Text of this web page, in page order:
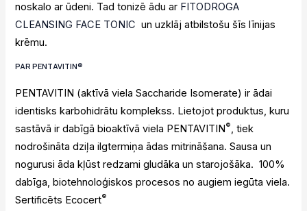
noskalo ar ūdeni. Tad tonizē ādu ar FITODROGA
CLEANSING FACE TONIC un uzklāj atbilstošu šīs līnijas
krēmu.
PARPENTAVITIN®
PENTAVITIN (aktīvā viela Saccharide Isomerate) ir ādai
identisks karbohidrātu komplekss. Lietojot produktus, kuru
sastāvā ir dabīgā bioaktīvā viela PENTAVITIN®, tiek
nodrošināta dziļa ilgtermiņa ādas mitrināšana. Sausa un
nogurusi āda kļūst redzami gludāka un starojošāka. 100%
dabīga, biotehnoloģiskos procesos no augiem iegūta viela.
Sertificēts Ecocert®